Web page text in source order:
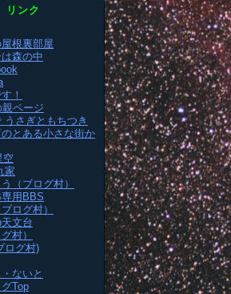
リンク
根裏部屋
森の中
！
ページ
うさぎともちつき
とある小さな街か
空
家
（ブログ村）
用BBS
ログ村）
文台
村）
ログ村)
ないと
Top